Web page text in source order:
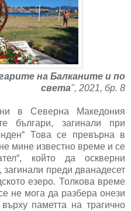
на Балканите и по
света", 2021, бр. 8
в Северна Македония
българи, загинали при
Това се превърна в
мине известно време и се
който да оскверни
преди дванадесет
езеро. Толкова време
не мога да разбера онези
паметта на трагично